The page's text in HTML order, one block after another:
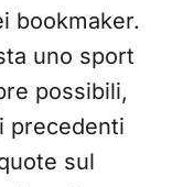
bookmaker.
uno sport
possibili,
precedenti
sul